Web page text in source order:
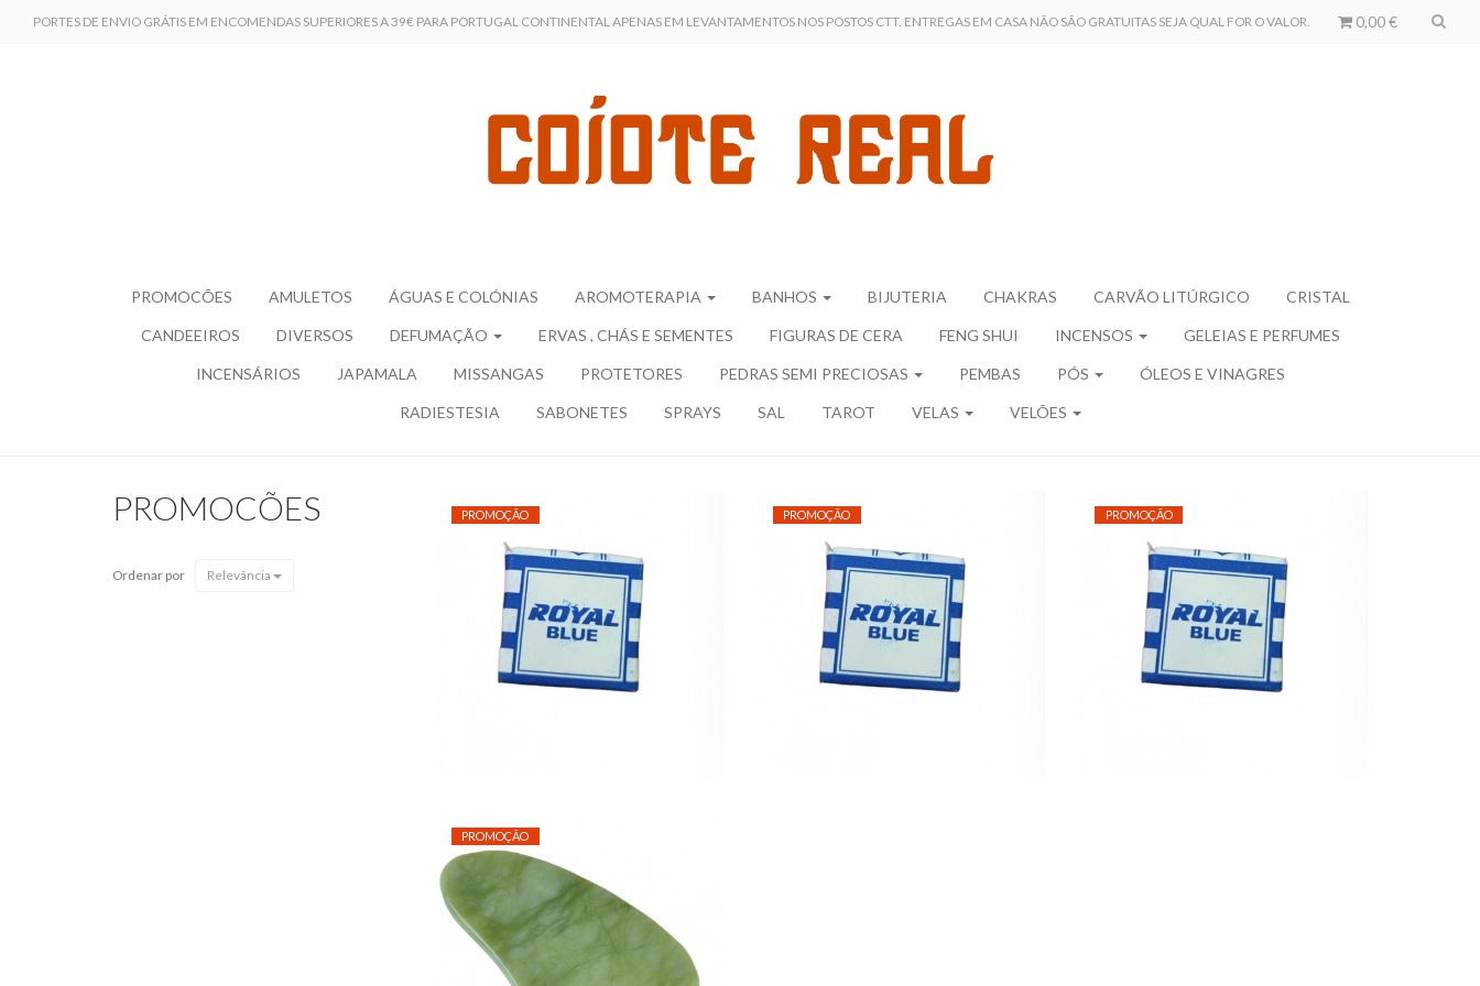
PORTES DE ENVIO GRÁTIS EM ENCOMENDAS SUPERIORES A 39€ PARA PORTUGAL CONTINENTAL APENAS EM LEVANTAMENTOS NOS POSTOS CTT. ENTREGAS EM CASA NÃO SÃO GRATUITAS SEJA QUAL FOR O VALOR. 0,00 €
PROMOCÕES AMULETOS ÁGUAS E COLÓNIAS AROMOTERAPIA BANHOS BIJUTERIA CHAKRAS CARVÃO LITÚRGICO CRISTAL
CANDEEIROS DIVERSOS DEFUMAÇÃO ERVAS , CHÁS E SEMENTES FIGURAS DE CERA FENG SHUI INCENSOS GELEIAS E PERFUMES
INCENSÁRIOS JAPAMALA MISSANGAS PROTETORES PEDRAS SEMI PRECIOSAS PEMBAS PÓS ÓLEOS E VINAGRES
RADIESTESIA SABONETES SPRAYS SAL TAROT VELAS VELÕES
PROMOCÕES
Ordenar por Relevância
PROMOÇÃO
ANIL ROYAL BLUE - 48
UNIDADES
86,40 € 96,00 €
PROMOÇÃO
ANIL ROYAL BLUE - 10
UNIDADES
19,00 € 22,50 €
PROMOÇÃO
ANIL ROYAL BLUE
2,50 €
PROMOÇÃO
GUA SHA JADE
5,00 €